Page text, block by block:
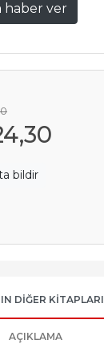
haber ver
,30
bildir
DIĞER KITAPLARI
AÇIKLAMA